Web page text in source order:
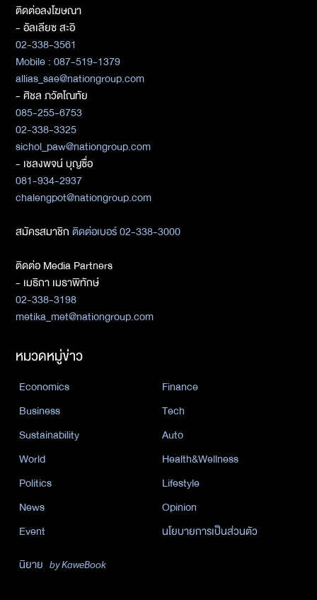
ติดต่อลงโฆษณา
- อัลเลียซ สะอิ
02-338-3561
Mobile : 087-519-1379
allias_sae@nationgroup.com
- ศิชล ภวัตโณทัย
085-255-6753
02-338-3325
sichol_paw@nationgroup.com
- เชลงพจน์ บุญซื่อ
081-934-2937
chalengpot@nationgroup.com
สมัครสมาชิกติดต่อเบอร์ 02-338-3000
ติดต่อ Media Partners
- เมธิกา เมธาพิทักษ์
02-338-3198
metika_met@nationgroup.com
หมวดหมู่ข่าว
Economics
Finance
Business
Tech
Sustainability
Auto
World
Health&Wellness
Politics
Lifestyle
News
Opinion
Event
นโยบายการเป็นส่วนตัว
นิยาย by KaweBook